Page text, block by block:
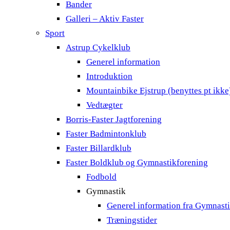
Bander
Galleri – Aktiv Faster
Sport
Astrup Cykelklub
Generel information
Introduktion
Mountainbike Ejstrup (benyttes pt
Vedtægter
Borris-Faster Jagtforening
Faster Badmintonklub
Faster Billardklub
Faster Boldklub og Gymnastikforening
Fodbold
Gymnastik
Generel information fra
Træningstider